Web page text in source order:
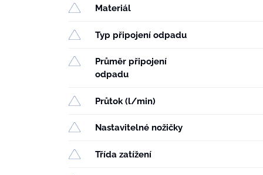
Materiál
Typ připojení odpadu
Průměr připojení
odpadu
Průtok (l/min)
Nastavitelné nožičky
Třída zatížení